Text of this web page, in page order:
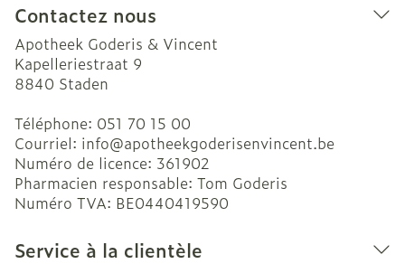
Contactez nous
Apotheek Goderis & Vincent
Kapelleriestraat 9
8840 Staden
Téléphone: 051 70 15 00
Courriel: info@apotheekgoderisenvincent.be
Numéro de licence: 361902
Pharmacien responsable: Tom Goderis
Numéro TVA: BE0440419590
Service à la clientèle